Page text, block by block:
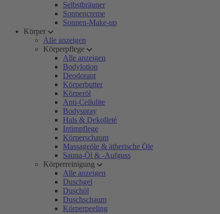
Selbstbräuner
Sonnencreme
Sonnen-Make-up
Körper
Alle anzeigen
Körperpflege
Alle anzeigen
Bodylotion
Deodorant
Körperbutter
Körperöl
Anti-Cellulite
Bodyspray
Hals & Dekolleté
Intimpflege
Körperschaum
Massageöle & ätherische Öle
Sauna-Öl & -Aufguss
Körperreinigung
Alle anzeigen
Duschgel
Duschöl
Duschschaum
Körperpeeling